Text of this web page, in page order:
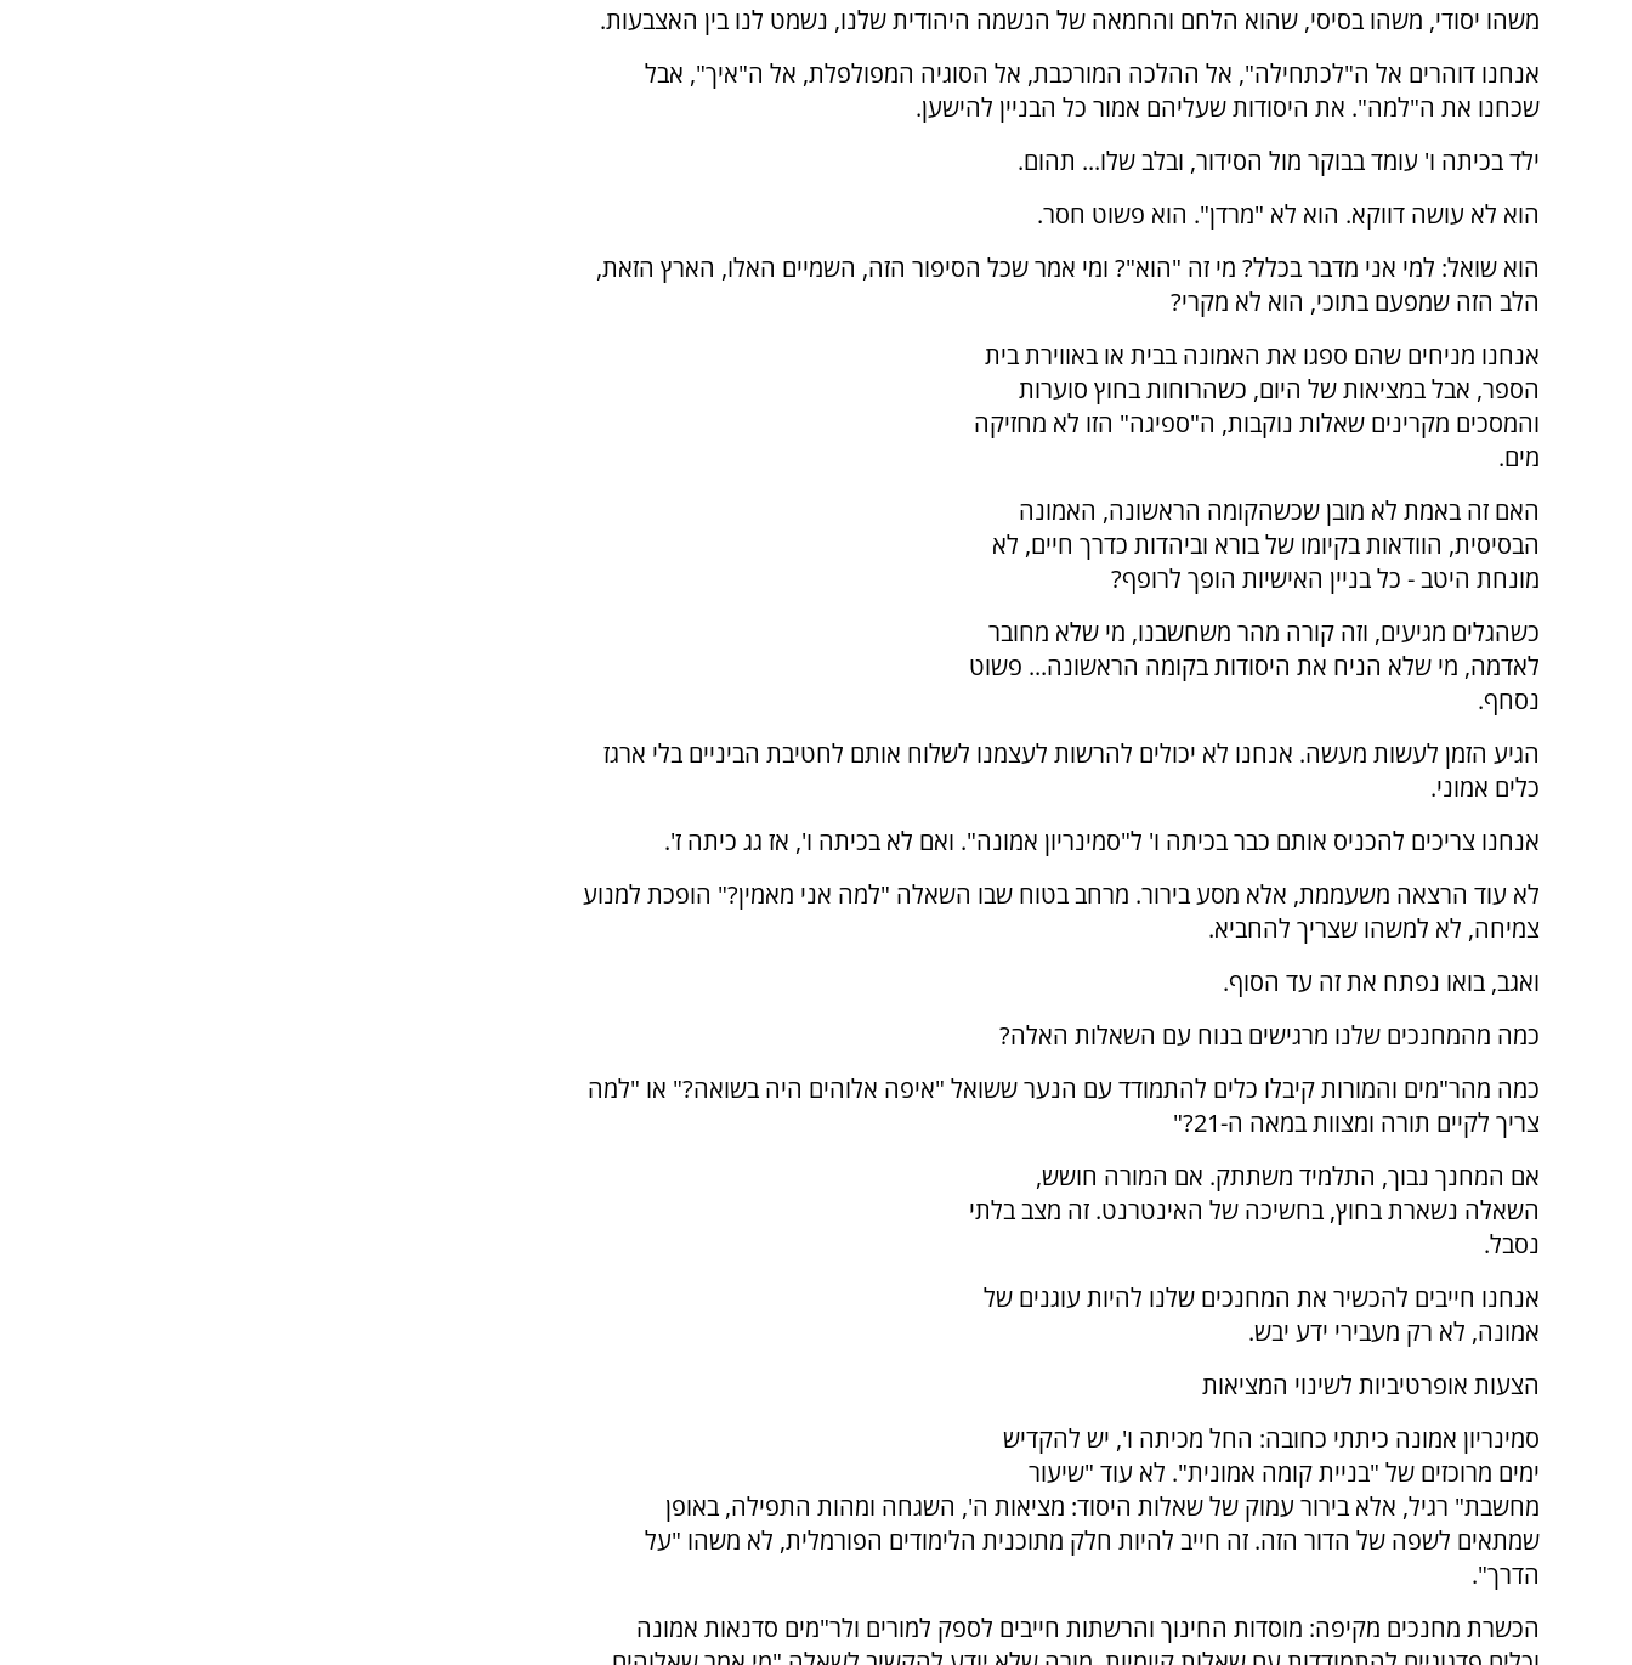
משהו יסודי, משהו בסיסי, שהוא הלחם והחמאה של הנשמה היהודית שלנו, נשמט לנו בין האצבעות.
אנחנו דוהרים אל ה"לכתחילה", אל ההלכה המורכבת, אל הסוגיה המפולפלת, אל ה"איך", אבל
שכחנו את ה"למה". את היסודות שעליהם אמור כל הבניין להישען.
ילד בכיתה ו' עומד בבוקר מול הסידור, ובלב שלו... תהום.
הוא לא עושה דווקא. הוא לא "מרדן". הוא פשוט חסר.
הוא שואל: למי אני מדבר בכלל? מי זה "הוא"? ומי אמר שכל הסיפור הזה, השמיים האלו, הארץ הזאת,
הלב הזה שמפעם בתוכי, הוא לא מקרי?
אנחנו מניחים שהם ספגו את האמונה בבית או באווירת בית
הספר, אבל במציאות של היום, כשהרוחות בחוץ סוערות
והמסכים מקרינים שאלות נוקבות, ה"ספיגה" הזו לא מחזיקה
מים.
האם זה באמת לא מובן שכשהקומה הראשונה, האמונה
הבסיסית, הוודאות בקיומו של בורא וביהדות כדרך חיים, לא
מונחת היטב - כל בניין האישיות הופך לרופף?
כשהגלים מגיעים, וזה קורה מהר משחשבנו, מי שלא מחובר
לאדמה, מי שלא הניח את היסודות בקומה הראשונה... פשוט
נסחף.
הגיע הזמן לעשות מעשה. אנחנו לא יכולים להרשות לעצמנו לשלוח אותם לחטיבת הביניים בלי ארגז
כלים אמוני.
אנחנו צריכים להכניס אותם כבר בכיתה ו' ל"סמינריון אמונה". ואם לא בכיתה ו', אז גג כיתה ז'.
לא עוד הרצאה משעממת, אלא מסע בירור. מרחב בטוח שבו השאלה "למה אני מאמין?" הופכת למנוע
צמיחה, לא למשהו שצריך להחביא.
ואגב, בואו נפתח את זה עד הסוף.
כמה מהמחנכים שלנו מרגישים בנוח עם השאלות האלה?
כמה מהר"מים והמורות קיבלו כלים להתמודד עם הנער ששואל "איפה אלוהים היה בשואה?" או "למה
צריך לקיים תורה ומצוות במאה ה-21?"
אם המחנך נבוך, התלמיד משתתק. אם המורה חושש,
השאלה נשארת בחוץ, בחשיכה של האינטרנט. זה מצב בלתי
נסבל.
אנחנו חייבים להכשיר את המחנכים שלנו להיות עוגנים של
אמונה, לא רק מעבירי ידע יבש.
הצעות אופרטיביות לשינוי המציאות
סמינריון אמונה כיתתי כחובה: החל מכיתה ו', יש להקדיש
ימים מרוכזים של "בניית קומה אמונית". לא עוד "שיעור
מחשבת" רגיל, אלא בירור עמוק של שאלות היסוד: מציאות ה', השגחה ומהות התפילה, באופן
שמתאים לשפה של הדור הזה. זה חייב להיות חלק מתוכנית הלימודים הפורמלית, לא משהו "על
הדרך".
הכשרת מחנכים מקיפה: מוסדות החינוך והרשתות חייבים לספק למורים ולר"מים סדנאות אמונה